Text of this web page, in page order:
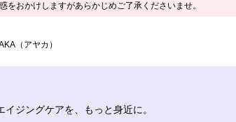
おかけしますがあらかじめご了承くださいませ。
（アヤカ）
イジングケアを、もっと身近に。